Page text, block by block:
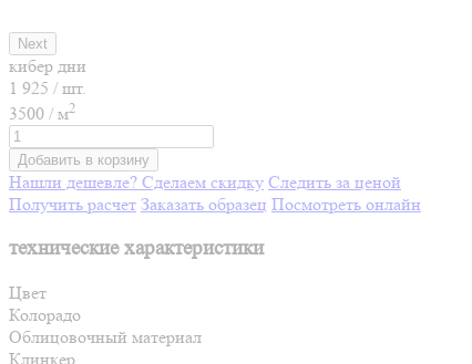
Next
кибер дни
1 925 / шт.
3500 / м2
Добавить в корзину
Нашли дешевле? Сделаем скидку Следить за ценой
Получить расчет Заказать образец Посмотреть онлайн
технические характеристики
Цвет
Колорадо
Облицовочный материал
Клинкер